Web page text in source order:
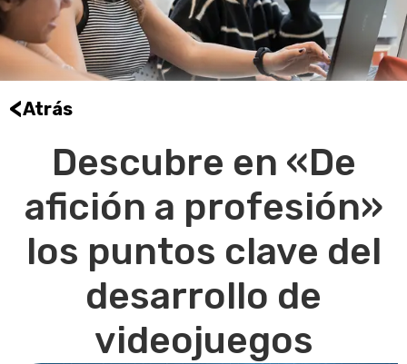
<Atrás
Descubre en «De
afición a profesión»
los puntos clave del
desarrollo de
videojuegos